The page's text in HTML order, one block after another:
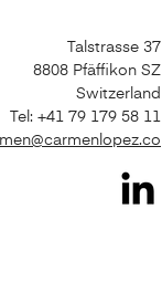
Talstrasse 37
8808 Pfäffikon SZ
Switzerland
Tel: +41 79 179 58 11